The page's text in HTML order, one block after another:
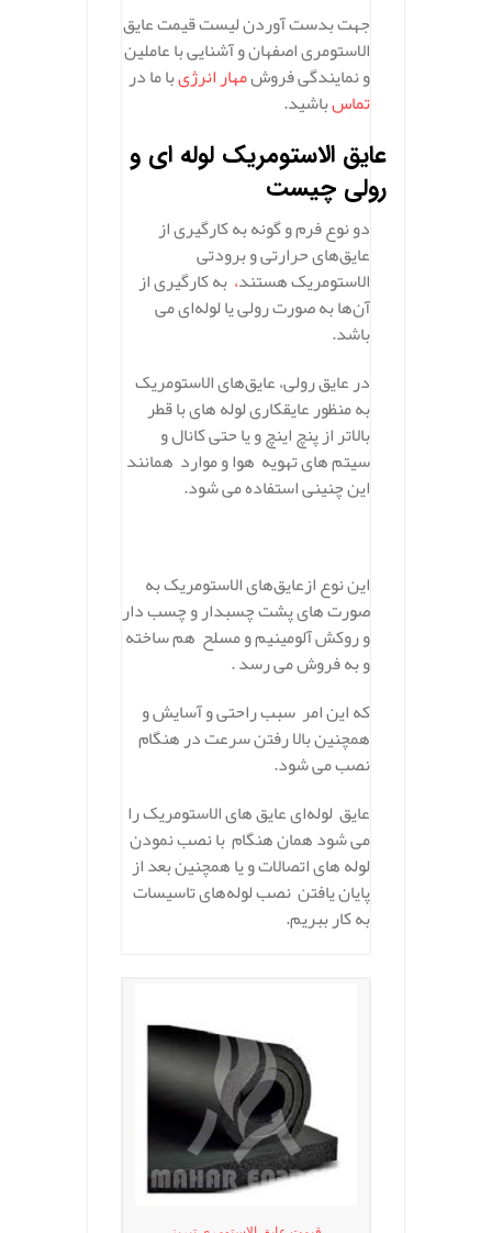
جهت بدست آوردن لیست قیمت عایق
الاستومری اصفهان و آشنایی با عاملین
و نمایندگی فروشمهار انرژیبا ما در
تماسباشید.
عایق الاستومریک لوله ای و
رولی چیست
دو نوع فرم و گونه به کارگیری از
عایق‌های حرارتی و برودتی
الاستومریک هستند، به کارگیری از
آن‌ها به صورت رولی یا لوله‌ای می
باشد.
در عایق رولی، عایق‌های الاستومریک
به منظور عایقکاری لوله های با قطر
بالاتر از پنچ اینچ و یا حتی کانال و
سیتم های تهویه هوا و موارد همانند
این چنینی استفاده می شود.
این نوع ازعایق‌های الاستومریک به
صورت های پشت چسبدار و چسب دار
و روکش آلومینیم و مسلح هم ساخته
و به فروش می رسد .
که این امر سبب راحتی و آسایش و
همچنین بالا رفتن سرعت در هنگام
نصب می شود.
عایق لوله‌ای عایق‌ های الاستومریک را
می شود همان هنگام با نصب نمودن
لوله‌ های اتصالات و یا همچنین بعد از
پایان یافتن نصب لوله‌های تاسیسات
به کار ببریم.